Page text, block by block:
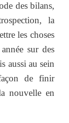
des bilans,
la
les choses
sur des
aussi au sein
de finir
nouvelle en